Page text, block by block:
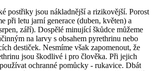
postřiky jsou nákladnější a rizikovější. Porost
při letu jarní generace (duben, květen) a
září). Dospělé minující škůdce můžeme
na larvy s obsahem pyrethrinu nebo
destiček. Nesmíme však zapomenout, že
jsou škodlivé i pro člověka. Při jejich
ochranné pomůcky - rukavice. Dbát